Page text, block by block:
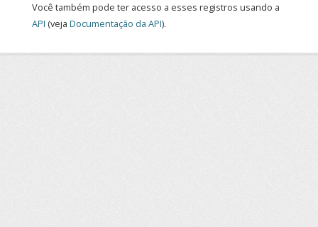
Você também pode ter acesso a esses registros usando a
API (veja Documentação da API).